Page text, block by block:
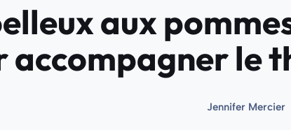
aux
accompagner le
Jennifer Mercier